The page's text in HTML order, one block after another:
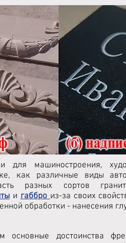
для машиностроения,
как различные виды
разных сортов
игабброиз-за своих
обработки - нанесения
основные достоинства